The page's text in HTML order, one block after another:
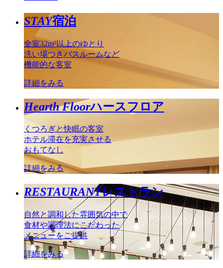
STAY宿泊
全室32m²以上のゆとり
洗い場つきバスルームなど
機能的な客室
詳細をみる
Hearth Floorハースフロア
くつろぎと快眠の客室
ホテル滞在を充実させる
おもてなし
詳細をみる
RESTAURANTレストラン
自然と調和した雰囲気の中で
食材や調理法にこだわった
メニューをご提供
詳細をみる